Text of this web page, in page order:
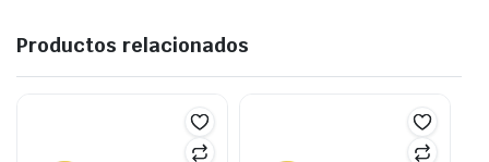
Productos relacionados